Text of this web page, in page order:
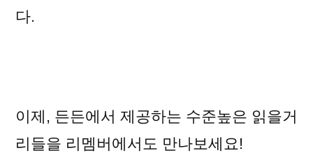
다.
이제, 든든에서 제공하는 수준높은 읽을거
리들을 리멤버에서도 만나보세요!